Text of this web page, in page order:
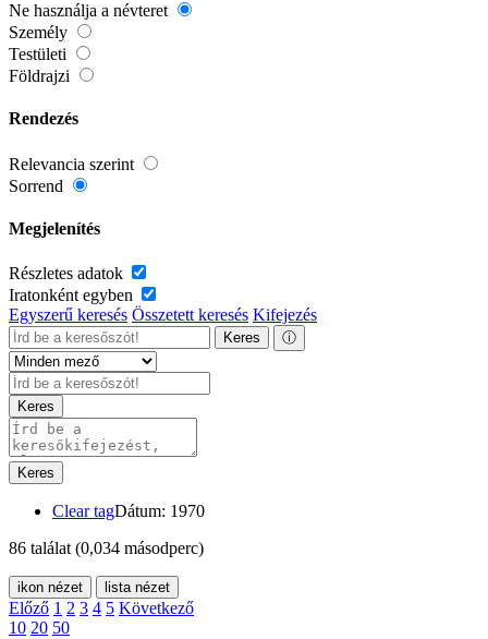
Ne használja a névteret
Személy
Testületi
Földrajzi
Rendezés
Relevancia szerint
Sorrend
Megjelenítés
Részletes adatok
Iratonként egyben
Egyszerű keresés Összetett keresés Kifejezés
Keres ⓘ
Keres
Keres
Clear tagDátum: 1970
86 találat (0,034 másodperc)
ikon nézet lista nézet
Előző 1 2 3 4 5 Következő
10 20 50